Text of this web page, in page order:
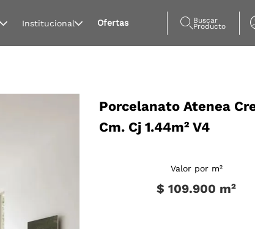
Institucional Ofertas Buscar
Producto
Porcelanato Atenea
Cm. Cj 1.44m² V4
Valor por m²
$ 109.900 m²